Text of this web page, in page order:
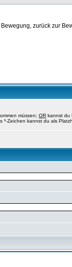
Bewegung, zurück zur
müssen; OR kannst du
*-Zeichen kannst du als